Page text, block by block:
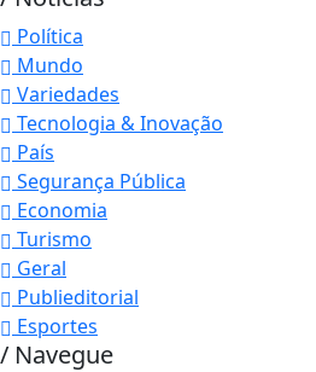
Política
Mundo
Variedades
Tecnologia & Inovação
País
Segurança Pública
Economia
Turismo
Geral
Publieditorial
Esportes
/ Navegue